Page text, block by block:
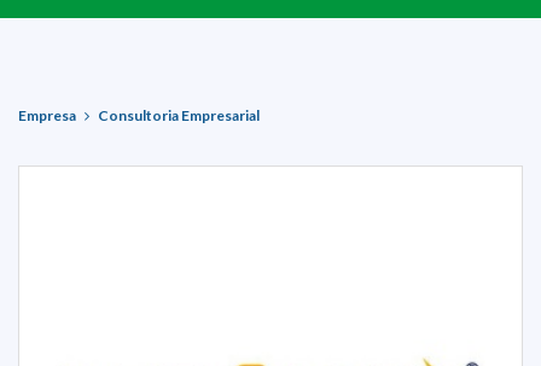
Empresa Consultoria Empresarial